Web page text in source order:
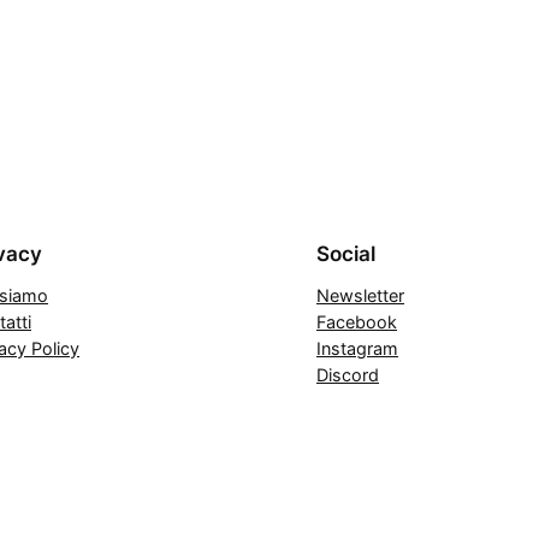
Policy
Social
Newsletter
Facebook
Instagram
Discord